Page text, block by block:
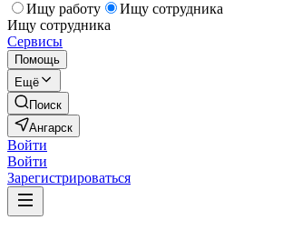
Ищу работу
Ищу сотрудника
Ищу сотрудника
Сервисы
Помощь
Ещё
Поиск
Ангарск
Войти
Войти
Зарегистрироваться